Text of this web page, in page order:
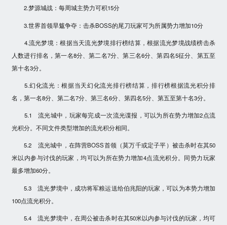
2.梦源城战：每周城主势力可积15分
3.世界首领旱魃争夺：击杀BOSS的尾刀玩家可为所属势力增加10分
4.流光梦境：根据当天流光梦境排行榜结算，根据流光梦境战绩榜击杀
人数进行排名，第一名8分、第二名7分、第三名6分、第四名5征分、第五至
第十名3分。
5.幻化流光：根据当天幻化流光排行榜结算，排行榜根据流光积分排
名，第一名8分、第二名7分、第三名6分、第四名5分、第五至第十名3分。
5.1 流光城中，玩家每完成一次流光谍报 ，可以为所在势力增加2点流
光积分。不同文件类型增加的流光积分相同。
5.2 流光城中，在阵营BOSS首领（莫万千或定子平）被击杀时在其50
米以内参与讨伐的玩家 ，均可以为所在势力增加4点流光积分。 同势力玩家
最多增加60分。
5.3 流光梦境中， 成功将军粮运送给伯兆阳的玩家 ，可以为本势力增加
100点流光积分。
5.4 流光梦境中，在周公被击杀时在其50米以内参与讨伐的玩家 ，均可